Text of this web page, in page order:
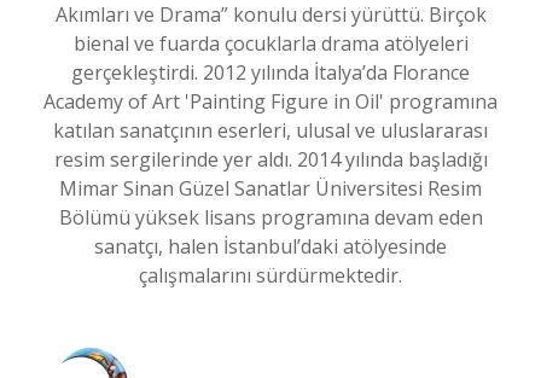
Akımları ve Drama” konulu dersi yürüttü. Birçok
bienal ve fuarda çocuklarla drama atölyeleri
gerçekleştirdi. 2012 yılında İtalya’da Florance
Academy of Art 'Painting Figure in Oil' programına
katılan sanatçının eserleri, ulusal ve uluslararası
resim sergilerinde yer aldı. 2014 yılında başladığı
Mimar Sinan Güzel Sanatlar Üniversitesi Resim
Bölümü yüksek lisans programına devam eden
sanatçı, halen İstanbul’daki atölyesinde
çalışmalarını sürdürmektedir.